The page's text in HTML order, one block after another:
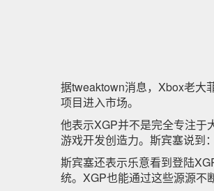
据tweaktown消息，Xbox老大
项目进入市场。
他表示XGP并不是完全专注于
游戏开发创造力。斯宾塞说到
斯宾塞还表示乐意看到登陆
统。XGP也能通过这些源源不